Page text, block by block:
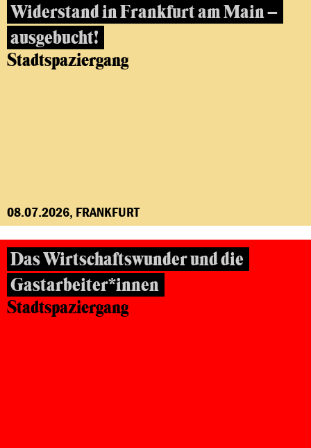
Widerstand in Frankfurt am Main –
ausgebucht!
Stadtspaziergang
08.07.2026, FRANKFURT
Das Wirtschaftswunder und die
Gastarbeiter*innen
Stadtspaziergang